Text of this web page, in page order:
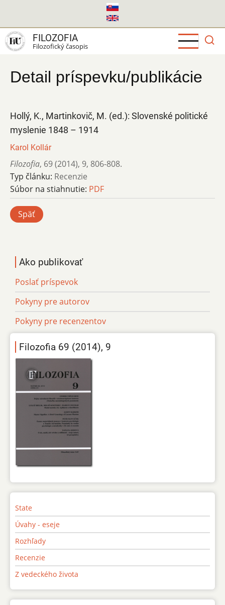
hlavný
obsah
FILOZOFIA
Filozofický časopis
Detail príspevku/publikácie
Hollý, K., Martinkovič, M. (ed.): Slovenské politické
myslenie 1848 – 1914
Karol Kollár
Filozofia, 69 (2014), 9, 806-808.
Typ článku: Recenzie
Súbor na stiahnutie: PDF
Späť
Ako publikovať
Poslať príspevok
Pokyny pre autorov
Pokyny pre recenzentov
Filozofia 69 (2014), 9
State
Úvahy - eseje
Rozhľady
Recenzie
Z vedeckého života